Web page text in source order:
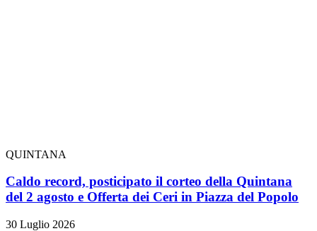
QUINTANA
Caldo record, posticipato il corteo della Quintana
del 2 agosto e Offerta dei Ceri in Piazza del Popolo
30 Luglio 2026